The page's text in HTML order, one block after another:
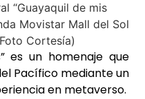
es un homenaje que
Pacífico mediante un
en metaverso.